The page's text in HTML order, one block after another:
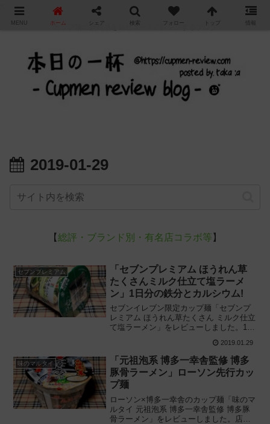
カップ麺の新商品をレビュー / アレンジするブログ
2019-01-29
【総評・ブランド別・有名店コラボ等 】
セブンプレミアム
「セブンプレミアム ほうれん草
たくさんミルク仕立て塩ラーメ
ン」1日分の鉄分とカルシウム!
セブンイレブン限定カップ麺「セブンプ
レミアム ほうれん草たくさん ミルク仕立
て塩ラーメン」をレビューしました。1日
同開発したカップ麺を実際に食べてみた
感想に基づき評価しています。生い茂る
緑!
2019.01.29
味のマルタイ
「元祖泡系 博多一幸舎監修 博多
豚骨ラーメン」ローソン先行カッ
プ麺
ローソン×博多一幸舎のカップ麺「味のマ
ルタイ 元祖泡系 博多一幸舎監修 博多豚
骨ラーメン」をレビューしました。店
MENU ホーム シェア 検索 フォロー トップ 情報